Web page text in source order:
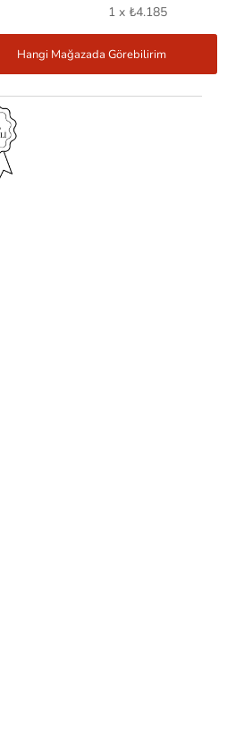
1 x ₺4.185
Hangi Mağazada Görebilirim